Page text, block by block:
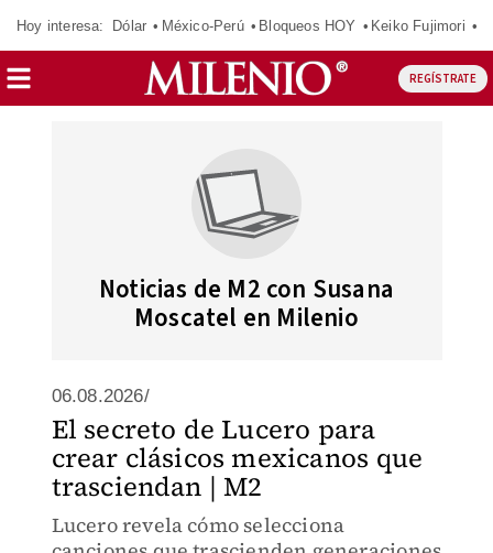
Hoy interesa: Dólar México-Perú Bloqueos HOY Keiko Fujimori
REGÍSTRATE
Noticias de M2 con Susana
Moscatel en Milenio
06.08.2026/
El secreto de Lucero para
crear clásicos mexicanos que
trasciendan | M2
Lucero revela cómo selecciona